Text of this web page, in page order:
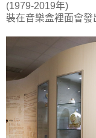
(1979-2019年)
裝在音樂盒裡面會